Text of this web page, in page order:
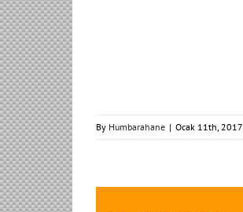
By Humbarahane | Ocak 11th, 2017